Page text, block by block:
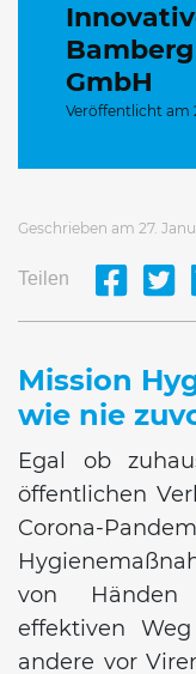
Bamberg
GmbH
Veröffentlicht am
Geschrieben am 27.
Teilen
Mission
wie nie
Egal ob
öffentlichen
Corona-
von
effektiven
andere vor